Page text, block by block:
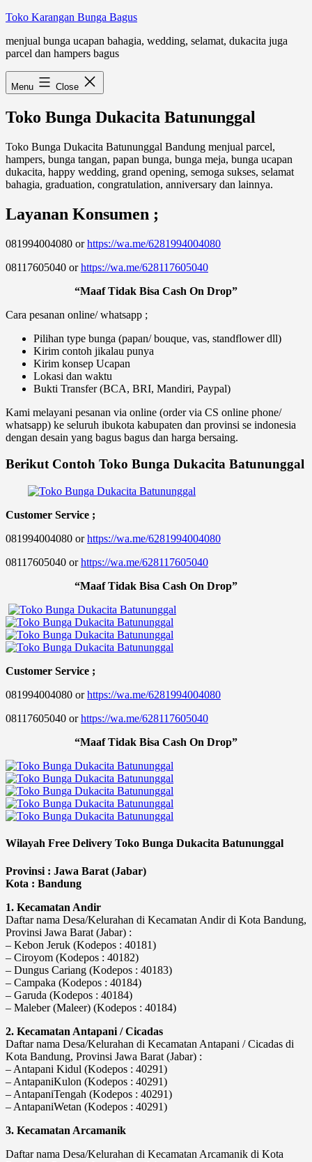
Skip
content
Toko Karangan Bunga Bagus
menjual bunga ucapan bahagia, wedding, selamat, dukacita juga
parcel dan hampers bagus
Menu Close
Toko Bunga Dukacita Batununggal
Toko Bunga Dukacita Batununggal Bandung menjual parcel,
hampers, bunga tangan, papan bunga, bunga meja, bunga ucapan
dukacita, happy wedding, grand opening, semoga sukses, selamat
bahagia, graduation, congratulation, anniversary dan lainnya.
Layanan Konsumen ;
081994004080 orhttps://wa.me/6281994004080
08117605040 orhttps://wa.me/628117605040
“Maaf Tidak Bisa Cash On Drop”
Cara pesanan online/ whatsapp ;
Pilihan type bunga (papan/ bouque, vas, standflower dll)
Kirim contoh jikalau punya
Kirim konsep Ucapan
Lokasi dan waktu
Bukti Transfer (BCA, BRI, Mandiri, Paypal)
Kami melayani pesanan via online (order via CS online phone/
whatsapp) ke seluruh ibukota kabupaten dan provinsi se indonesia
dengan desain yang bagus bagus dan harga bersaing.
Berikut Contoh Toko Bunga Dukacita Batununggal
Customer Service ;
081994004080 orhttps://wa.me/6281994004080
08117605040 orhttps://wa.me/628117605040
“Maaf Tidak Bisa Cash On Drop”
Customer Service ;
081994004080 orhttps://wa.me/6281994004080
08117605040 orhttps://wa.me/628117605040
“Maaf Tidak Bisa Cash On Drop”
Wilayah Free Delivery Toko Bunga Dukacita Batununggal
Provinsi : Jawa Barat (Jabar)
Kota : Bandung
1. Kecamatan Andir
Daftar nama Desa/Kelurahan di Kecamatan Andir di Kota Bandung,
Provinsi Jawa Barat (Jabar) :
– Kebon Jeruk (Kodepos : 40181)
– Ciroyom (Kodepos : 40182)
– Dungus Cariang (Kodepos : 40183)
– Campaka (Kodepos : 40184)
– Garuda (Kodepos : 40184)
– Maleber (Maleer) (Kodepos : 40184)
2. Kecamatan Antapani / Cicadas
Daftar nama Desa/Kelurahan di Kecamatan Antapani / Cicadas di
Kota Bandung, Provinsi Jawa Barat (Jabar) :
– Antapani Kidul (Kodepos : 40291)
– AntapaniKulon (Kodepos : 40291)
– AntapaniTengah (Kodepos : 40291)
– AntapaniWetan (Kodepos : 40291)
3. Kecamatan Arcamanik
Daftar nama Desa/Kelurahan di Kecamatan Arcamanik di Kota